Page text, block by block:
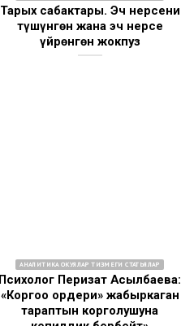
Тарых сабактары. Эч нерсени
түшүнгөн жана эч нерсе
үйрөнгөн жокпуз
АНАЛИТИКА ОКУЯЛАР ТИЗМЕГИ СТАТЬЯЛАР
Психолог Перизат Асылбаева:
«Коргоо ордери» жабыркаган
тараптын корголушуна